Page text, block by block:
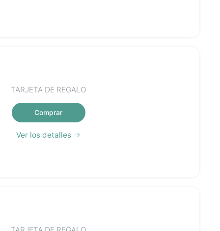
TARJETA DE REGALO
Comprar
Ver los detalles